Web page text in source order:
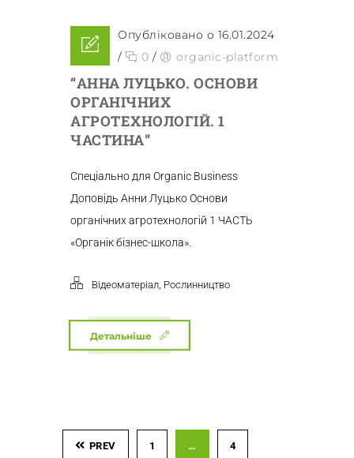
Опубліковано о 16.01.2024
/
0 / organic-platform
“АННА ЛУЦЬКО. ОСНОВИ
ОРГАНІЧНИХ
АГРОТЕХНОЛОГІЙ. 1
ЧАСТИНА”
Спеціально для Organic Business
Доповідь Анни Луцько Основи
органічних агротехнологій 1 ЧАСТЬ
«Органік бізнес-школа».
Відеоматеріал Рослинництво
Детальніше
PREV 1 … 4